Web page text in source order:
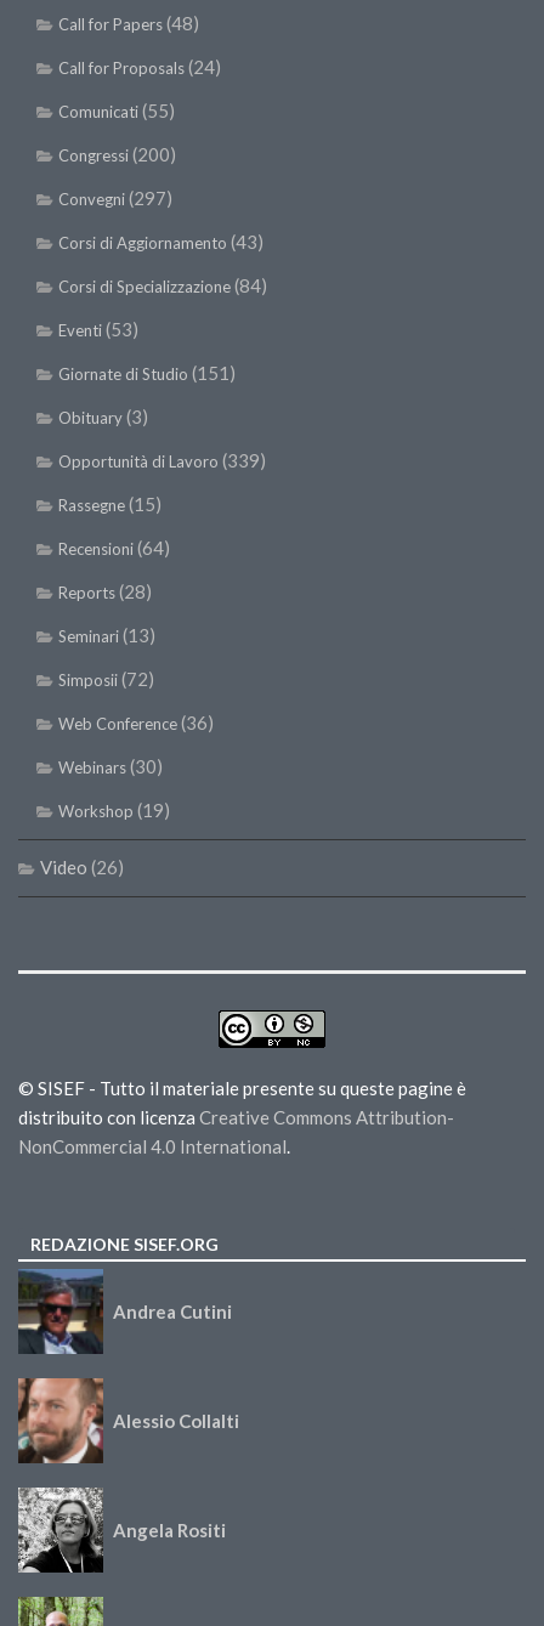
Call for Papers(48)
Call for Proposals(24)
Comunicati(55)
Congressi(200)
Convegni(297)
Corsi di Aggiornamento (43)
Corsi di Specializzazione(84)
Eventi(53)
Giornate di Studio (151)
Obituary(3)
Opportunità di Lavoro (339)
Rassegne(15)
Recensioni(64)
Reports(28)
Seminari(13)
Simposii(72)
Web Conference(36)
Webinars(30)
Workshop (19)
Video (26)
© SISEF - Tutto il materiale presente su queste pagine è
distribuito con licenza Creative Commons Attribution-
NonCommercial 4.0 International
REDAZIONE SISEF.ORG
Andrea Cutini
Alessio Collalti
Angela Rositi